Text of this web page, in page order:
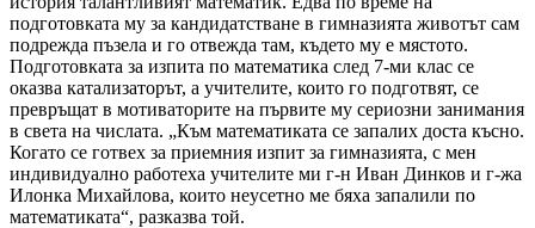
подготовката му за кандидатстване в гимназията животът сам
подрежда пъзела и го отвежда там, където му е мястото.
Подготовката за изпита по математика след 7-ми клас се
оказва катализаторът, а учителите, които го подготвят, се
превръщат в мотиваторите на първите му сериозни занимания
в света на числата. „Към математиката се запалих доста късно.
Когато се готвех за приемния изпит за гимназията, с мен
индивидуално работеха учителите ми г-н Иван Динков и г-жа
Илонка Михайлова, които неусетно ме бяха запалили по
математиката“, разказва той.